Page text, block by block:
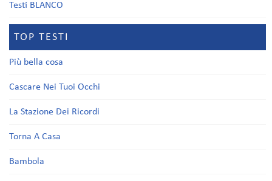
Testi BLANCO
TOP TESTI
Più bella cosa
Cascare Nei Tuoi Occhi
La Stazione Dei Ricordi
Torna A Casa
Bambola